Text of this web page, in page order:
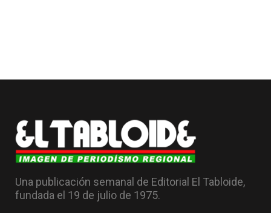
Una publicación semanal de Editorial El Tabloide,
fundada el 19 de julio de 1975.